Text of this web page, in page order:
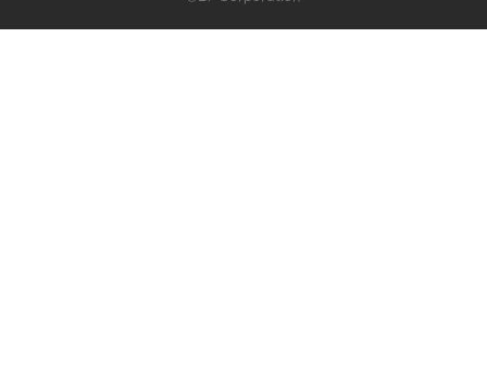
このコンテンツは掲載が終了しました | LINE占い